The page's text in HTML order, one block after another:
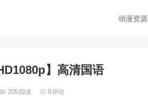
动漫资源
】高清国语
205阅读 0评论